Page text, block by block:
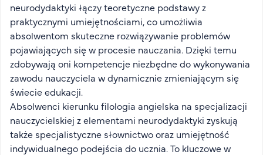
Kontakt
Górny pasek
Rekrutacja
Platforma zdalnego nauczania
Wirtualny Pokój Studenta
neurodydaktyki łączy teoretyczne podstawy z
praktycznymi umiejętnościami, co umożliwia
absolwentom skuteczne rozwiązywanie problemów
pojawiających się w procesie nauczania. Dzięki temu
zdobywają oni kompetencje niezbędne do wykonywania
zawodu nauczyciela w dynamicznie zmieniającym się
świecie edukacji.
Absolwenci kierunku filologia angielska na specjalizacji
nauczycielskiej z elementami neurodydaktyki zyskują
także specjalistyczne słownictwo oraz umiejętność
indywidualnego podejścia do ucznia. To kluczowe w